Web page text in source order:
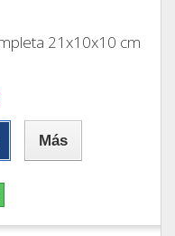
21x10x10 cm
Más